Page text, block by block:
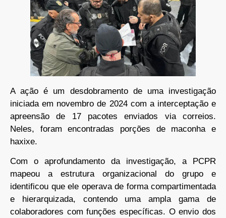
A ação é um desdobramento de uma investigação
iniciada em novembro de 2024 com a interceptação e
apreensão de 17 pacotes enviados via correios.
Neles, foram encontradas porções de maconha e
haxixe.
Com o aprofundamento da investigação, a PCPR
mapeou a estrutura organizacional do grupo e
identificou que ele operava de forma compartimentada
e hierarquizada, contendo uma ampla gama de
colaboradores com funções específicas. O envio dos